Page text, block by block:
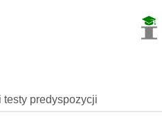
predyspozycji